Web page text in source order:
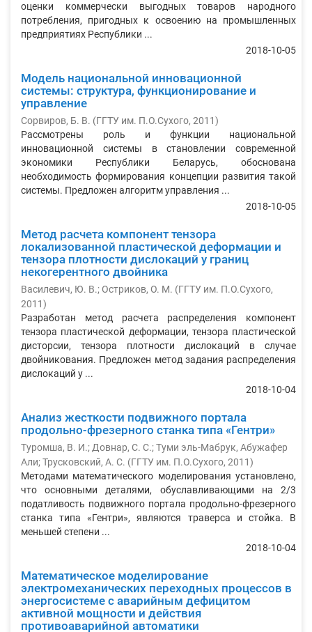
оценки коммерчески выгодных товаров народного
потребления, пригодных к освоению на промышленных
предприятиях Республики ...
2018-10-05
Модель национальной инновационной
системы: структура, функционирование и
управление
Сорвиров, Б. В. (ГГТУ им. П.О.Сухого, 2011)
Рассмотрены роль и функции национальной
инновационной системы в становлении современной
экономики Республики Беларусь, обоснована
необходимость формирования концепции развития такой
системы. Предложен алгоритм управления ...
2018-10-05
Метод расчета компонент тензора
локализованной пластической деформации и
тензора плотности дислокаций у границ
некогерентного двойника
Василевич, Ю. В.; Остриков, О. М. (ГГТУ им. П.О.Сухого,
2011)
Разработан метод расчета распределения компонент
тензора пластической деформации, тензора пластической
дисторсии, тензора плотности дислокаций в случае
двойникования. Предложен метод задания распределения
дислокаций у ...
2018-10-04
Анализ жесткости подвижного портала
продольно-фрезерного станка типа «Гентри»
Туромша, В. И.; Довнар, С. С.;Туми эль-Мабрук, Абужафер
Али;Трусковский, А. С. (ГГТУ им. П.О.Сухого, 2011)
Методами математического моделирования установлено,
что основными деталями, обуславливающими на 2/3
податливость подвижного портала продольно-фрезерного
станка типа «Гентри», являются траверса и стойка. В
меньшей степени ...
2018-10-04
Математическое моделирование
электромеханических переходных процессов в
энергосистеме с аварийным дефицитом
активной мощности и действия
противоаварийной автоматики